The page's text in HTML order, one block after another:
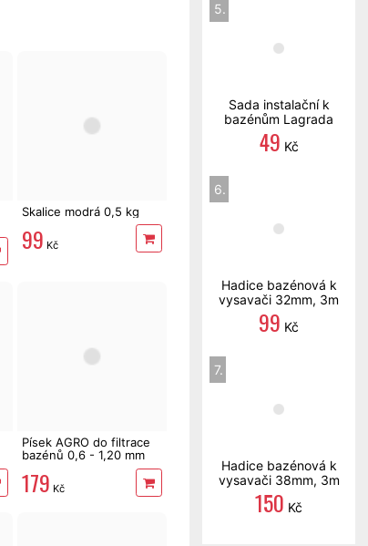
Skalice modrá 0,5 kg
99 Kč
Písek AGRO do filtrace
bazénů 0,6 - 1,20 mm
179 Kč
5.
Sada instalační k
bazénům Lagrada
49 Kč
6.
Hadice bazénová k
vysavači 32mm, 3m
99 Kč
7.
Hadice bazénová k
vysavači 38mm, 3m
150 Kč